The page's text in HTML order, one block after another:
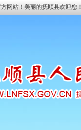
网站！美丽的抚顺县欢迎您！